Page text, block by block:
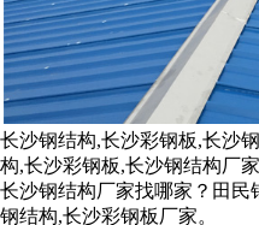
长沙钢结构,长沙彩钢板,长沙
构,长沙彩钢板,长沙钢结构厂
长沙钢结构厂家找哪家？田
钢结构,长沙彩钢板厂家。